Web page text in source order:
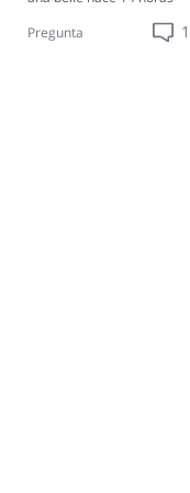
Pregunta
1